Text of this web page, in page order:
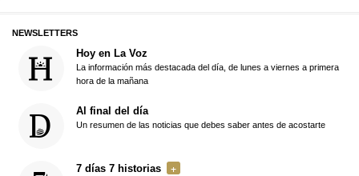
NEWSLETTERS
Hoy en La Voz
La información más destacada del día, de lunes a viernes a primera
hora de la mañana
Al final del día
Un resumen de las noticias que debes saber antes de acostarte
7 días 7 historias